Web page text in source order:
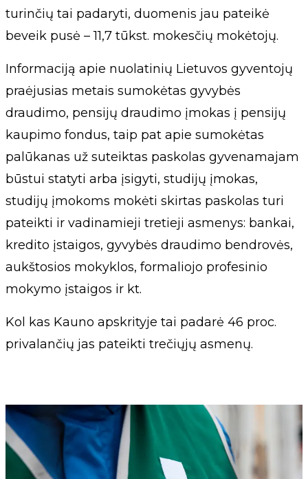
turinčių tai padaryti, duomenis jau pateikė
beveik pusė – 11,7 tūkst. mokesčių mokėtojų.
Informaciją apie nuolatinių Lietuvos gyventojų
praėjusias metais sumokėtas gyvybės
draudimo, pensijų draudimo įmokas į pensijų
kaupimo fondus, taip pat apie sumokėtas
palūkanas už suteiktas paskolas gyvenamajam
būstui statyti arba įsigyti, studijų įmokas,
studijų įmokoms mokėti skirtas paskolas turi
pateikti ir vadinamieji tretieji asmenys: bankai,
kredito įstaigos, gyvybės draudimo bendrovės,
aukštosios mokyklos, formaliojo profesinio
mokymo įstaigos ir kt.
Kol kas Kauno apskrityje tai padarė 46 proc.
privalančių jas pateikti trečiųjų asmenų.